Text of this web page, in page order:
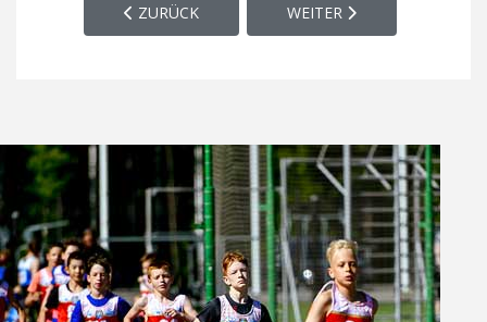
VORHERIGER BEITRAG: HERREN­GYMNASTIK
ZURÜCK NÄCHSTER BEITRAG:
WEITER